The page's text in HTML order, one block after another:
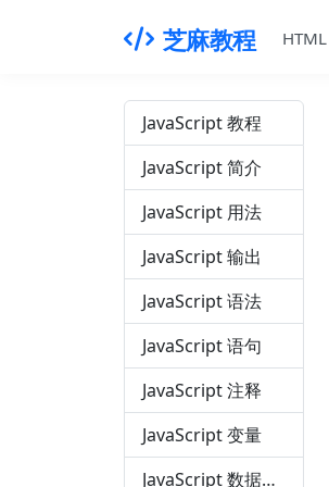
芝麻教程 HTML
JavaScript 教程
JavaScript 简介
JavaScript 用法
JavaScript 输出
JavaScript 语法
JavaScript 语句
JavaScript 注释
JavaScript 变量
JavaScript 数据类型